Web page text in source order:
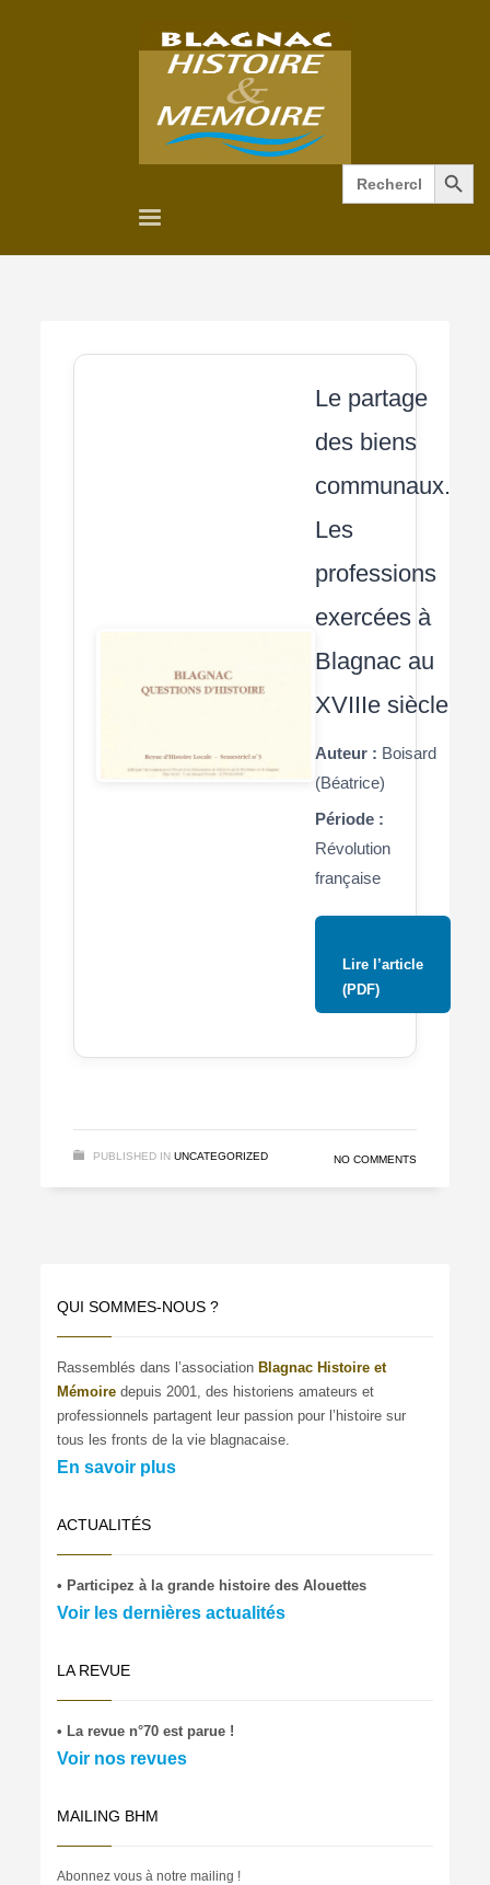
Search
for:
Search Button
Le partage
des biens
communaux.
Les
professions
exercées à
Blagnac au
XVIIIe siècle
Auteur : Boisard
(Béatrice)
Période :
Révolution
française
Lire l’article
(PDF)
PUBLISHED IN UNCATEGORIZED NO COMMENTS
QUI SOMMES-NOUS ?
Rassemblés dans l’associationBlagnac Histoire et
Mémoire depuis 2001, des historiens amateurs et
professionnels partagent leur passion pour l’histoire sur
tous les fronts de la vie blagnacaise.
En savoir plus
ACTUALITÉS
• Participez à la grande histoire des Alouettes
Voir les dernières actualités
LA REVUE
• La revue n°70 est parue !
Voir nos revues
MAILING BHM
Abonnez vous à notre mailing !